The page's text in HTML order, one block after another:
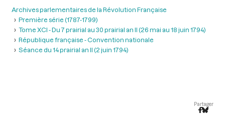
Archives parlementaires de la Révolution Française
Première série (1787-1799)
Tome XCI - Du 7 prairial au 30 prairial an II (26 mai au 18 juin 1794)
République française - Convention nationale
Séance du 14 prairial an II (2 juin 1794)
Partager